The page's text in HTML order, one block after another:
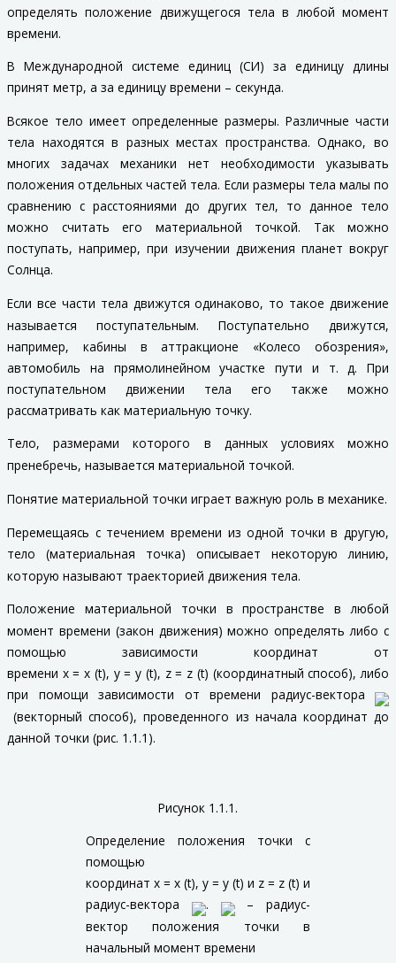
определять положение движущегося тела в любой момент
времени.
В Международной системе единиц (СИ) за единицу длины
принят метр, а за единицу времени – секунда.
Всякое тело имеет определенные размеры. Различные части
тела находятся в разных местах пространства. Однако, во
многих задачах механики нет необходимости указывать
положения отдельных частей тела. Если размеры тела малы по
сравнению с расстояниями до других тел, то данное тело
можно считать его материальной точкой. Так можно
поступать, например, при изучении движения планет вокруг
Солнца.
Если все части тела движутся одинаково, то такое движение
называется поступательным. Поступательно движутся,
например, кабины в аттракционе «Колесо обозрения»,
автомобиль на прямолинейном участке пути и т. д. При
поступательном движении тела его также можно
рассматривать как материальную точку.
Тело, размерами которого в данных условиях можно
пренебречь, называется материальной точкой.
Понятие материальной точки играет важную роль в механике.
Перемещаясь с течением времени из одной точки в другую,
тело (материальная точка) описывает некоторую линию,
которую называют траекторией движения тела.
Положение материальной точки в пространстве в любой
момент времени (закон движения) можно определять либо с
помощью зависимости координат от
времени x=x (t), y=y (t), z= z (t) (координатный способ), либо
при помощи зависимости от времени радиус-вектора
(векторный способ), проведенного из начала координат до
данной точки (рис. 1.1.1).
Рисунок 1.1.1.
Определение положения точки с
помощью
координат x = x (t), y = y (t) и z = z (t) и
радиус-вектора
.
– радиус-
вектор положения точки в
начальный момент времени